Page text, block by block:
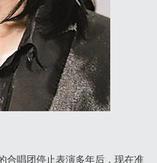
唱团停止表演多年后，现在准